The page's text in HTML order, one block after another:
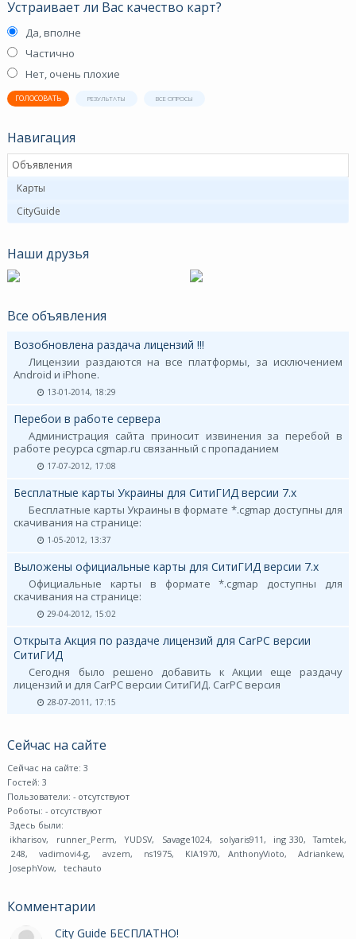
Устраивает ли Вас качество карт?
Да, вполне
Частично
Нет, очень плохие
ГОЛОСОВАТЬ РЕЗУЛЬТАТЫ ВСЕ ОПРОСЫ
Навигация
Объявления
Карты
CityGuide
Наши друзья
Все объявления
Возобновлена раздача лицензий !!!
Лицензии раздаются на все платформы, за исключением
Android и iPhone.
13-01-2014, 18:29
Перебои в работе сервера
Администрация сайта приносит извинения за перебой в
работе ресурса cgmap.ru связанный с пропаданием
17-07-2012, 17:08
Бесплатные карты Украины для СитиГИД версии 7.х
Бесплатные карты Украины в формате *.cgmap доступны для
скачивания на странице:
1-05-2012, 13:37
Выложены официальные карты для СитиГИД версии 7.х
Официальные карты в формате *.cgmap доступны для
скачивания на странице:
29-04-2012, 15:02
Открыта Акция по раздаче лицензий для CarPC версии
СитиГИД
Сегодня было решено добавить к Акции еще раздачу
лицензий и для CarPC версии СитиГИД. CarPC версия
28-07-2011, 17:15
Сейчас на сайте
Сейчас на сайте: 3
Гостей: 3
Пользователи: - отсутствуют
Роботы: - отсутствуют
Здесь были:
ikharisov, runner_Perm, YUDSV, Savage1024, solyaris911, ing 330, Tamtek,
248, vadimovi4-g, avzem, ns1975, KIA1970, AnthonyVioto, Adriankew,
JosephVow, techauto
Комментарии
City Guide БЕСПЛАТНО!